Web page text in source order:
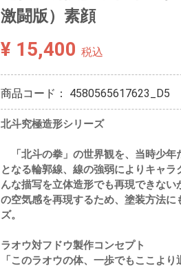
激闘版）素顔
¥ 15,400 税込
商品コード： 4580565617623_D5
北斗究極造形シリーズ
「北斗の拳」の世界観を、当時少年
となる輪郭線、線の強弱によりキャ
んな描写を立体造形でも再現できな
の空気感を再現するため、塗装方法
ズ。
ラオウ対フドウ製作コンセプト
「このラオウの体、一歩でもここよ